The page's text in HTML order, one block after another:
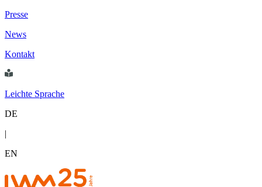
Presse
News
Kontakt
Leichte Sprache
DE
|
EN